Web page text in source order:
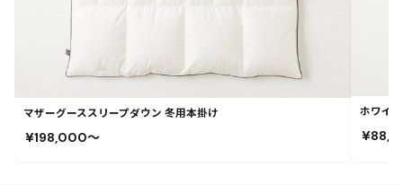
マザーグーススリープダウン 冬用本掛け
¥198,000〜
ホワイ